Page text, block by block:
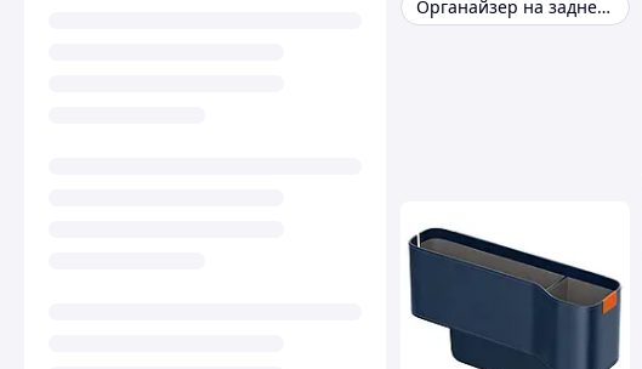
Органайзер на заднее сиденье